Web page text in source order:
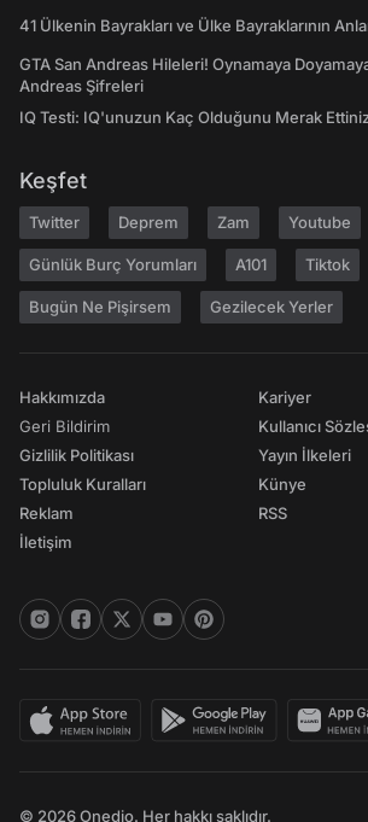
41 Ülkenin Bayrakları ve Ülke Bayraklarının
GTA San Andreas Hileleri! Oynamaya
Andreas Şifreleri
IQ Testi: IQ'unuzun Kaç Olduğunu Merak
Keşfet
Twitter Deprem Zam Youtube
Günlük Burç Yorumları A101 Tiktok
Bugün Ne Pişirsem Gezilecek Yerler
Hakkımızda
Geri Bildirim
Gizlilik Politikası
Topluluk Kuralları
Reklam
İletişim
Kariyer
Kullanıcı
Yayın İlkeleri
Künye
RSS
© 2026 Onedio. Her hakkı saklıdır.